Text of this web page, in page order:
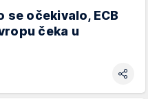
se očekivalo, ECB
čeka u